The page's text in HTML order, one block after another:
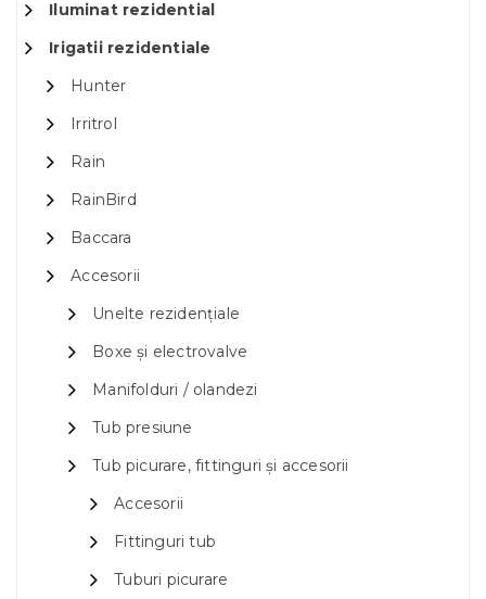
Iluminat rezidential
Irigatii rezidentiale
Hunter
Irritrol
Rain
RainBird
Baccara
Accesorii
Unelte rezidențiale
Boxe și electrovalve
Manifolduri / olandezi
Tub presiune
Tub picurare, fittinguri și accesorii
Accesorii
Fittinguri tub
Tuburi picurare